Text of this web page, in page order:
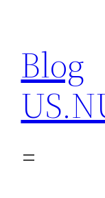
content
Blog